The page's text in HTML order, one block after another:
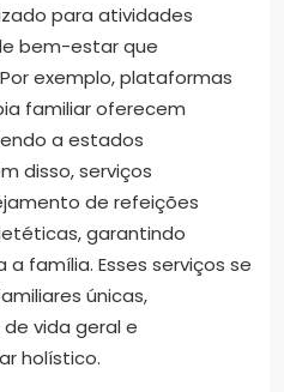
para atividades
bem-estar que
exemplo, plataformas
familiar oferecem
a estados
disso, serviços
de refeições
garantindo
família. Esses serviços se
únicas,
vida geral e
holístico.